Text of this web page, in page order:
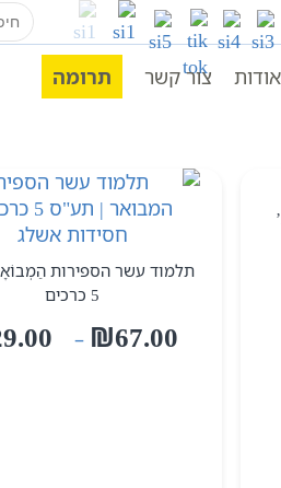
for:
אודות צור קשר תרומה
תלמוד עשר הספירות
5 כרכים
₪67.00
–